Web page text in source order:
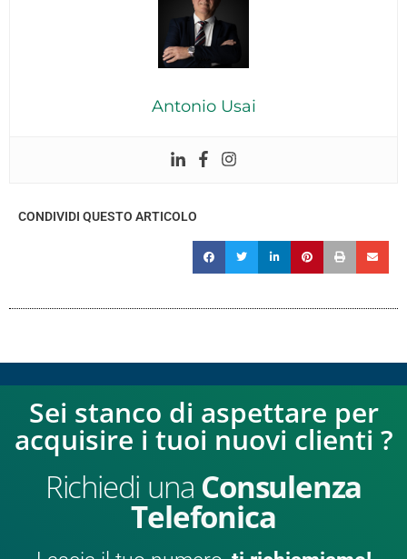
Antonio Usai
CONDIVIDI QUESTO ARTICOLO
Sei stanco di aspettare per
acquisire i tuoi nuovi clienti ?
Richiedi una Consulenza
Telefonica